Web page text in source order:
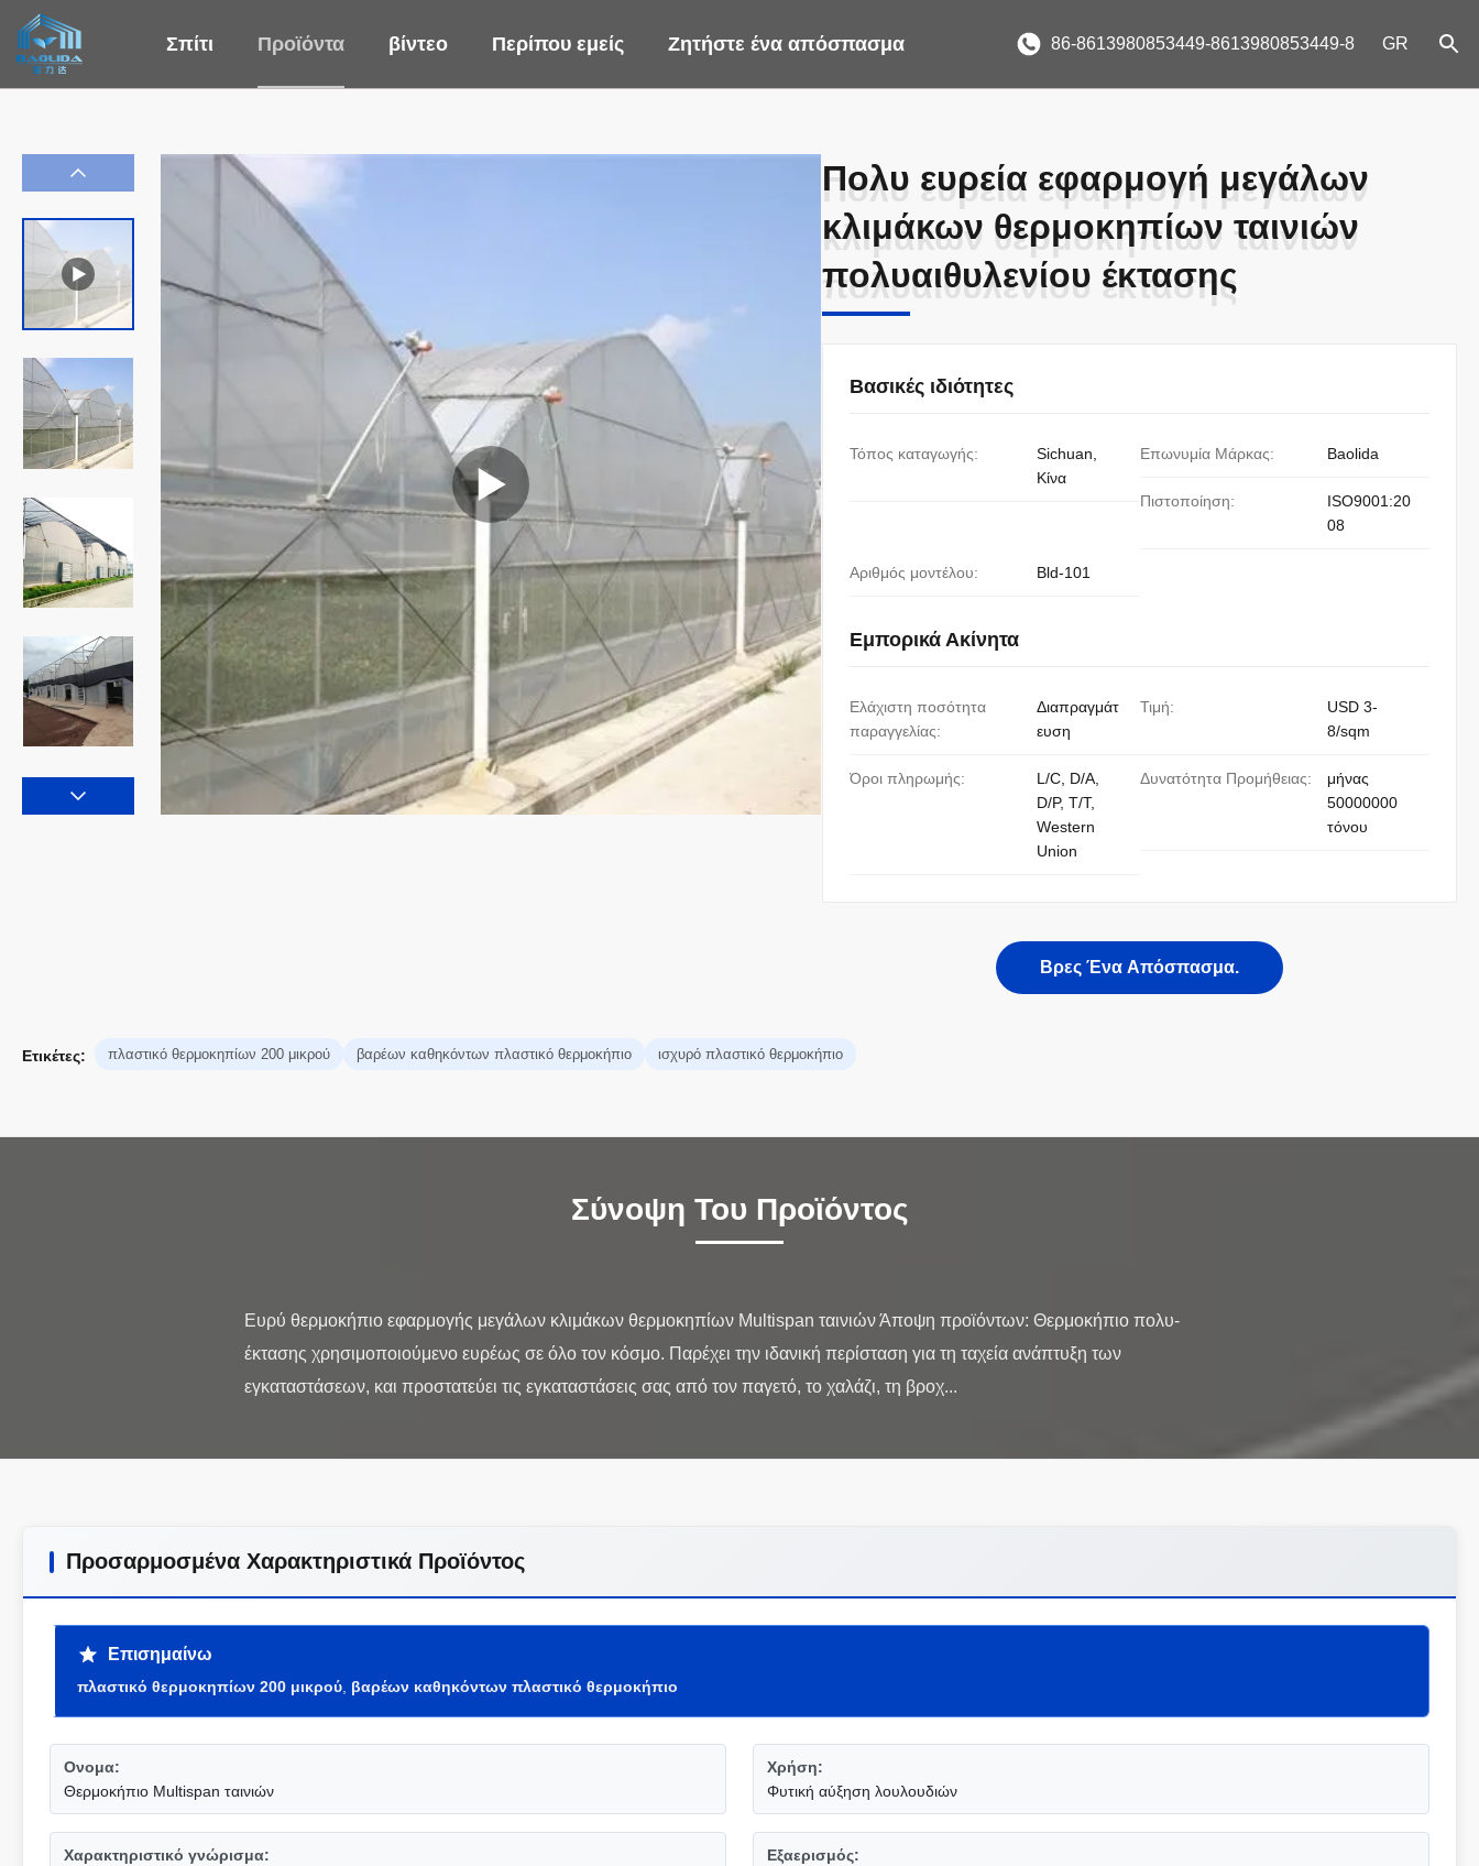
Σπίτι Προϊόντα βίντεο Περίπου εμείς Ζητήστε ένα απόσπασμα 86-8613980853449-8613980853449-8 GR
Πολυ ευρεία εφαρμογή μεγάλων
κλιμάκων θερμοκηπίων ταινιών
πολυαιθυλενίου έκτασης
Πολυ ευρεία εφαρμογή μεγάλων
κλιμάκων θερμοκηπίων ταινιών
πολυαιθυλενίου έκτασης
Βασικές ιδιότητες
Τόπος καταγωγής:
Sichuan,
Κίνα
Επωνυμία Μάρκας: Baolida
Πιστοποίηση:
ISO9001:20
08
Αριθμός μοντέλου: Bld-101
Εμπορικά Ακίνητα
Ελάχιστη ποσότητα
παραγγελίας:
Διαπραγμάτ
ευση
Τιμή:
USD 3-
8/sqm
Όροι πληρωμής:
L/C, D/A,
D/P, T/T,
Western
Union
Δυνατότητα Προμήθειας:
μήνας
50000000
τόνου
Βρες Ένα Απόσπασμα.
Ετικέτες: πλαστικό θερμοκηπίων 200 μικρού βαρέων καθηκόντων πλαστικό θερμοκήπιο ισχυρό πλαστικό θερμοκήπιο
Σύνοψη Του Προϊόντος
Ευρύ θερμοκήπιο εφαρμογής μεγάλων κλιμάκων θερμοκηπίων Multispan ταινιών Άποψη προϊόντων: Θερμοκήπιο πολυ-
έκτασης χρησιμοποιούμενο ευρέως σε όλο τον κόσμο. Παρέχει την ιδανική περίσταση για τη ταχεία ανάπτυξη των
Προσαρμοσμένα Χαρακτηριστικά Προϊόντος
Επισημαίνω
πλαστικό θερμοκηπίων 200 μικρού βαρέων καθηκόντων πλαστικό θερμοκήπιο
Ονομα:
Θερμοκήπιο Multispan ταινιών
Χρήση:
Φυτική αύξηση λουλουδιών
Χαρακτηριστικό γνώρισμα:
Εξαερισμός: